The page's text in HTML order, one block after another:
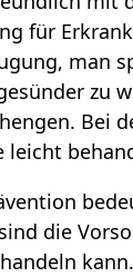
für
man
zu
Bei
leicht
die